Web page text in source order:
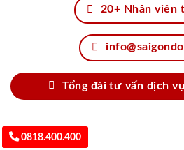
20+ Nhân viên
Tổng đài tư vấn dịch
0818.400.400